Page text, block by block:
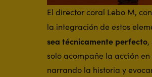
El director coral Lebo M,
la integración de estos
sea técnicamente perfecto,
solo acompañe la acción
narrando la historia y